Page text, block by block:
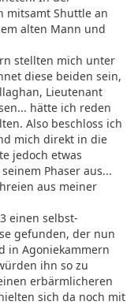
mitsamt Shuttle an
alten Mann und
stellten mich unter
diese beiden sein,
Lieutenant
hätte ich reden
Also beschloss ich
mich direkt in die
jedoch etwas
Phaser aus...
aus meiner
einen selbst-
gefunden, der nun
in Agoniekammern
ihn so zu
erbärmlicheren
sich da noch mit